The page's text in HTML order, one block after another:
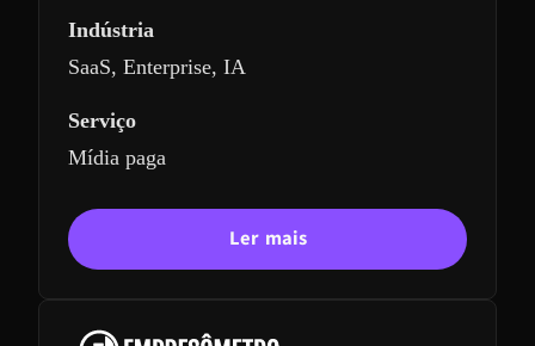
Indústria
SaaS, Enterprise, IA
Serviço
Mídia paga
Ler mais